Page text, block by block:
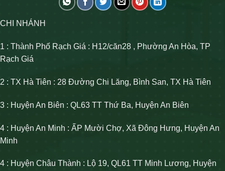
CHI NHÁNH
1 : Thành Phố Rạch Giá : H12/căn28 , Phường An Hòa, TP
Rạch Giá
2 : TX Hà Tiên : 28 Đường Chi Lăng, Bình San, TX Hà Tiên
3 : Huyện An Biên : QL63 TT Thứ Ba, Huyện An Biên
4 : Huyện An Minh : ẤP Mười Chợ, Xã Đông Hưng, Huyện An
Minh
4 : Huyện Châu Thành : Lộ 19, QL61 TT Minh Lương, Huyện